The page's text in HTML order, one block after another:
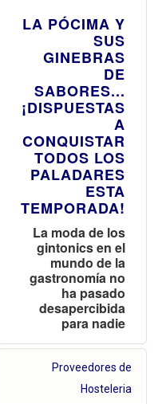
LA PÓCIMA Y
SUS
GINEBRAS
DE
SABORES...
¡DISPUESTAS
A
CONQUISTAR
TODOS LOS
PALADARES
ESTA
TEMPORADA!
La moda de los
gintonics en el
mundo de la
gastronomía no
ha pasado
desapercibida
para nadie
Proveedores de
Hosteleria